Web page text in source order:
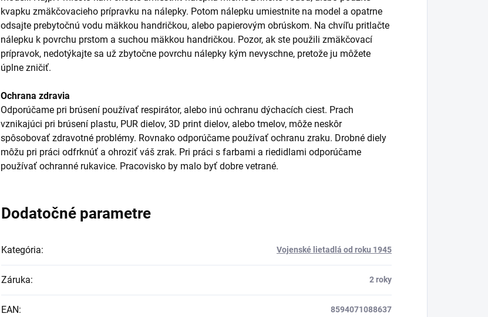
kvapku zmäkčovacieho prípravku na nálepky. Potom nálepku umiestnite na model a opatrne
odsajte prebytočnú vodu mäkkou handričkou, alebo papierovým obrúskom. Na chvíľu pritlačte
nálepku k povrchu prstom a suchou mäkkou handričkou. Pozor, ak ste použili zmäkčovací
prípravok, nedotýkajte sa už zbytočne povrchu nálepky kým nevyschne, pretože ju môžete
úplne zničiť.
Ochrana zdravia
Odporúčame pri brúsení používať respirátor, alebo inú ochranu dýchacích ciest. Prach
vznikajúci pri brúsení plastu, PUR dielov, 3D print dielov, alebo tmelov, môže neskôr
spôsobovať zdravotné problémy. Rovnako odporúčame používať ochranu zraku. Drobné diely
môžu pri práci odfrknúť a ohroziť váš zrak. Pri práci s farbami a riedidlami odporúčame
používať ochranné rukavice. Pracovisko by malo byť dobre vetrané.
Dodatočné parametre
Kategória: Vojenské lietadlá od roku 1945
Záruka: 2 roky
EAN: 8594071088637